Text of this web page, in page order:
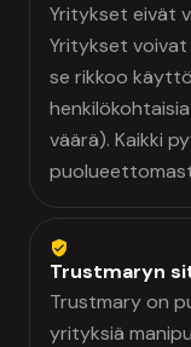
Yritykset eivät
Yritykset
se rikkoo
väärä). Kaikki
Trustmaryn
Trustmary on
yrityksiä